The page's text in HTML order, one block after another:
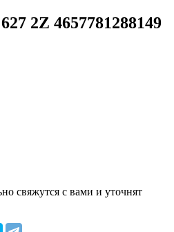
2Z 4657781288149
свяжутся с вами и уточнят